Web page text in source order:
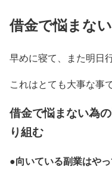
借金で悩まな
早めに寝て、また明日
これはとても大事な事で
借金で悩まない為
り組む
●向いている副業はや